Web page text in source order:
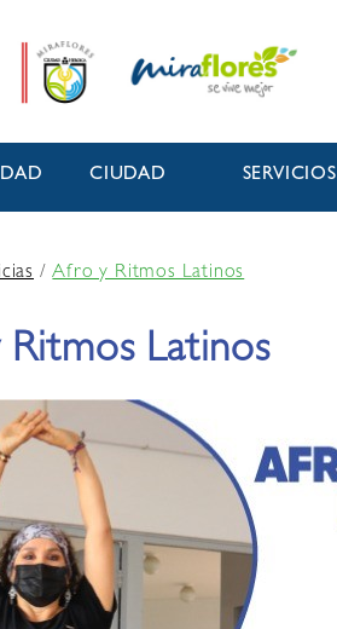
CIUDAD SERVICIOS
/Afro y Ritmos Latinos
Latinos